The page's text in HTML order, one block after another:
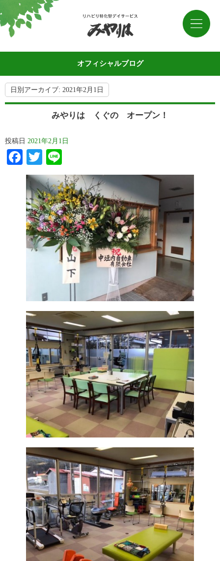
オフィシャルブログ
日別アーカイブ: 2021年2月1日
みやりは くぐの オープン！
投稿日 2021年2月1日
Facebook
Twitter